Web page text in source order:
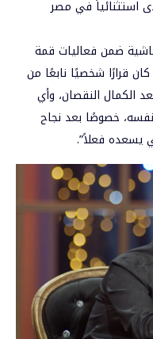
استثنائياً في مصر
ضمن فعاليات قمة
قرارًا شخصيًا نابعًا من
الكمال النقصان، وأي
خصوصًا بعد نجاح
يسعده فعلاً”.